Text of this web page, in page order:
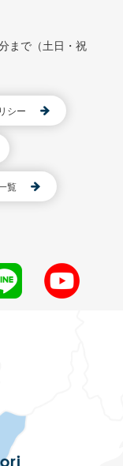
まで（土日・祝
シー
覧